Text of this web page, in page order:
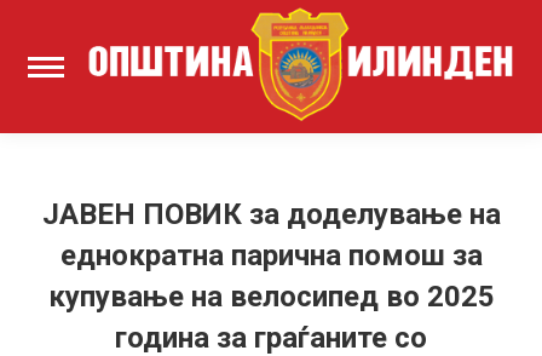
ЈАВЕН ПОВИК за доделување на
еднократна парична помош за
купување на велосипед во 2025
година за граѓаните со